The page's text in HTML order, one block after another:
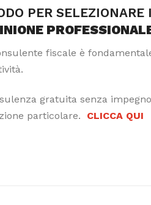
PER SELEZIONARE
fiscale è
gratuita senza impegno
particolare. CLICCA QUI